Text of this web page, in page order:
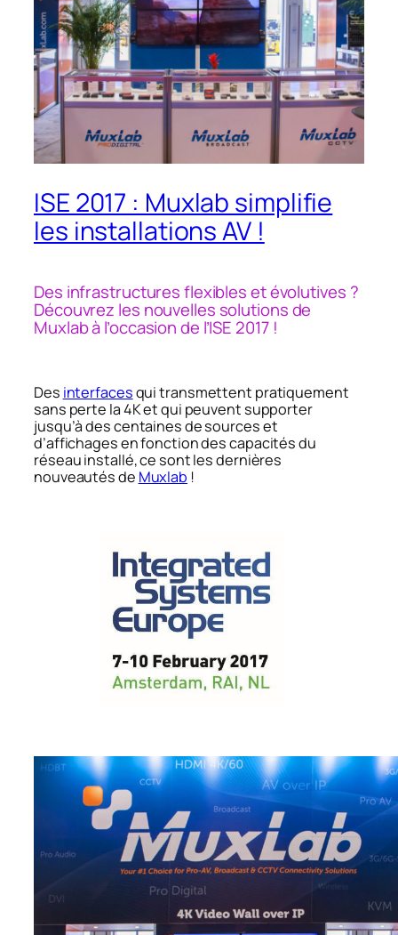
ISE 2017 : Muxlab simplifie
les installations AV !
Des infrastructures flexibles et évolutives ?
Découvrez les nouvelles solutions de
Muxlab à l’occasion de l’ISE 2017 !
Des interfacesqui transmettent pratiquement
sans perte la 4K et qui peuvent supporter
jusqu’à des centaines de sources et
d’affichages en fonction des capacités du
réseau installé, ce sont les dernières
nouveautés de Muxlab !